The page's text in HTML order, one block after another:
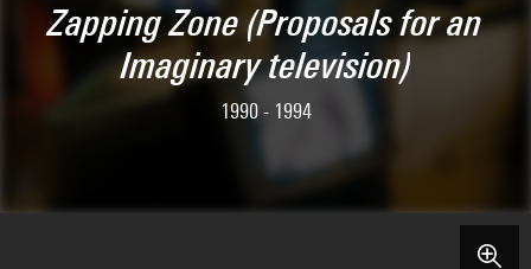
Zapping Zone (Proposals for an
Imaginary television)
1990 - 1994